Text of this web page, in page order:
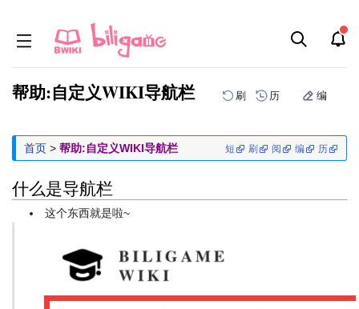
帮助:自定义WIKI导航栏 刷 历 编
到
航
到
索
首页 > 帮助:自定义WIKI导航栏 短 刷 阅 编 历
什么是导航栏
这个东西就是啦~